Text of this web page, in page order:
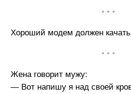
• • •
Хороший модем должен
• • •
Жена говорит мужу:
— Вот напишу я над своей